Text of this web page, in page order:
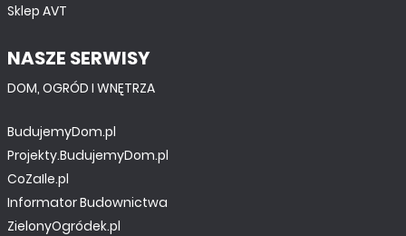
Sklep AVT
NASZE SERWISY
DOM, OGRÓD I WNĘTRZA
BudujemyDom.pl
Projekty.BudujemyDom.pl
CoZaIle.pl
Informator Budownictwa
ZielonyOgródek.pl